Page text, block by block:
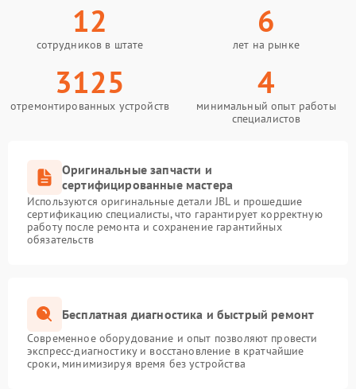
12
сотрудников в штате
6
лет на рынке
3125
отремонтированных устройств
4
минимальный опыт работы
специалистов
Оригинальные запчасти и
сертифицированные мастера
Используются оригинальные детали JBL и прошедшие
сертификацию специалисты, что гарантирует корректную
работу после ремонта и сохранение гарантийных
обязательств
Бесплатная диагностика и быстрый ремонт
Современное оборудование и опыт позволяют провести
экспресс-диагностику и восстановление в кратчайшие
сроки, минимизируя время без устройства